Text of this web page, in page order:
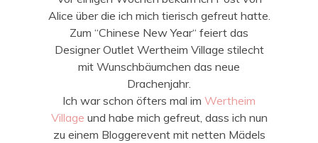
Alice über die ich mich tierisch gefreut hatte.
Zum “Chinese New Year“ feiert das
Designer Outlet Wertheim Village stilecht
mit Wunschbäumchen das neue
Drachenjahr.
Ich war schon öfters mal im Wertheim
Village und habe mich gefreut, dass ich nun
zu einem Bloggerevent mit netten Mädels